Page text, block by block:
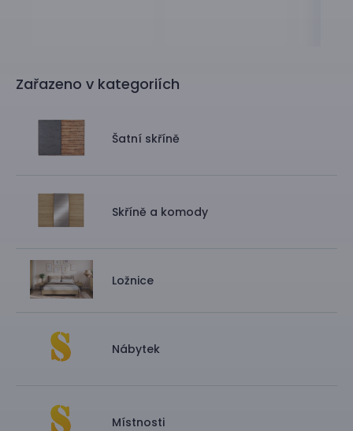
Zařazeno v kategoriích
Šatní skříně
Skříně a komody
Ložnice
Nábytek
Místnosti